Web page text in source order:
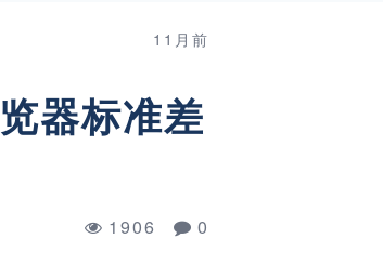
11月前
器标准差
1906 0